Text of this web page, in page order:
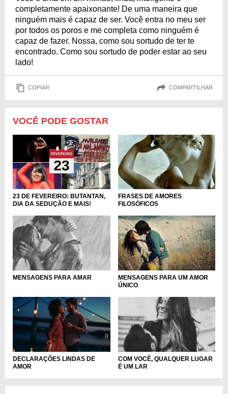
completamente apaixonante! De uma maneira que
ninguém mais é capaz de ser. Você entra no meu ser
por todos os poros e me completa como ninguém é
capaz de fazer. Nossa, como sou sortudo de ter te
encontrado. Como sou sortudo de poder estar ao seu
lado!
COPIAR COMPARTILHAR
VOCÊ PODE GOSTAR
23 DE FEVEREIRO: BUTANTAN,
DIA DA SEDUÇÃO E MAIS!
FRASES DE AMORES
FILOSÓFICOS
MENSAGENS PARA AMAR
MENSAGENS PARA UM AMOR
ÚNICO
DECLARAÇÕES LINDAS DE
AMOR
COM VOCÊ, QUALQUER LUGAR
É UM LAR